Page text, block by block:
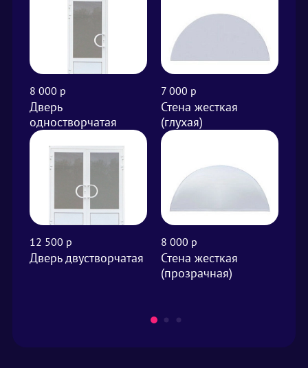
8 000 р
Дверь
одностворчатая
12 500 р
Дверь двустворчатая
7 000 р
Стена жесткая
(глухая)
8 000 р
Стена жесткая
(прозрачная)